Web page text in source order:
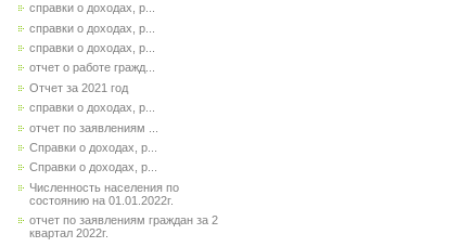
справки о доходах, р...
справки о доходах, р...
справки о доходах, р...
отчет о работе гражд...
Отчет за 2021 год
справки о доходах, р...
отчет по заявлениям ...
Справки о доходах, р...
Справки о доходах, р...
Численность населения по
состоянию на 01.01.2022г.
отчет по заявлениям граждан за 2
квартал 2022г.